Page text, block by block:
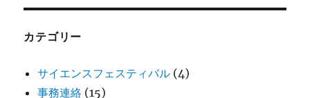
カテゴリー
サイエンスフェスティバル (4)
事務連絡 (15)